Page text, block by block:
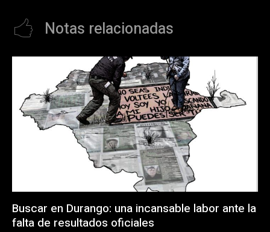
Notas relacionadas
Buscar en Durango: una incansable labor ante la
falta de resultados oficiales